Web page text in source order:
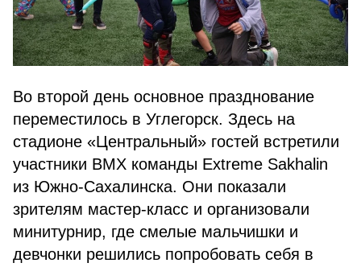
Во второй день основное празднование
переместилось в Углегорск. Здесь на
стадионе «Центральный» гостей встретили
участники BMX команды Extreme Sakhalin
из Южно-Сахалинска. Они показали
зрителям мастер-класс и организовали
минитурнир, где смелые мальчишки и
девчонки решились попробовать себя в